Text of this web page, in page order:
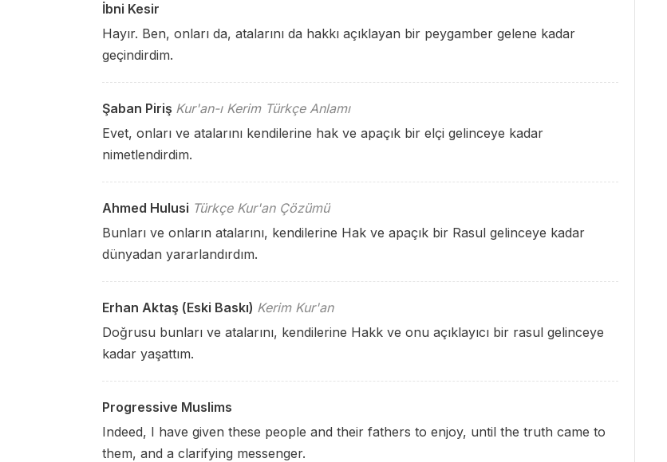
İbni Kesir
Hayır. Ben, onları da, atalarını da hakkı açıklayan bir peygamber gelene kadar
geçindirdim.
Şaban Piriş Kur'an-ı Kerim Türkçe Anlamı
Evet, onları ve atalarını kendilerine hak ve apaçık bir elçi gelinceye kadar
nimetlendirdim.
Ahmed Hulusi Türkçe Kur'an Çözümü
Bunları ve onların atalarını, kendilerine Hak ve apaçık bir Rasul gelinceye kadar
dünyadan yararlandırdım.
Erhan Aktaş (Eski Baskı) Kerim Kur'an
Doğrusu bunları ve atalarını, kendilerine Hakk ve onu açıklayıcı bir rasul gelinceye
kadar yaşattım.
Progressive Muslims
Indeed, I have given these people and their fathers to enjoy, until the truth came to
them, and a clarifying messenger.